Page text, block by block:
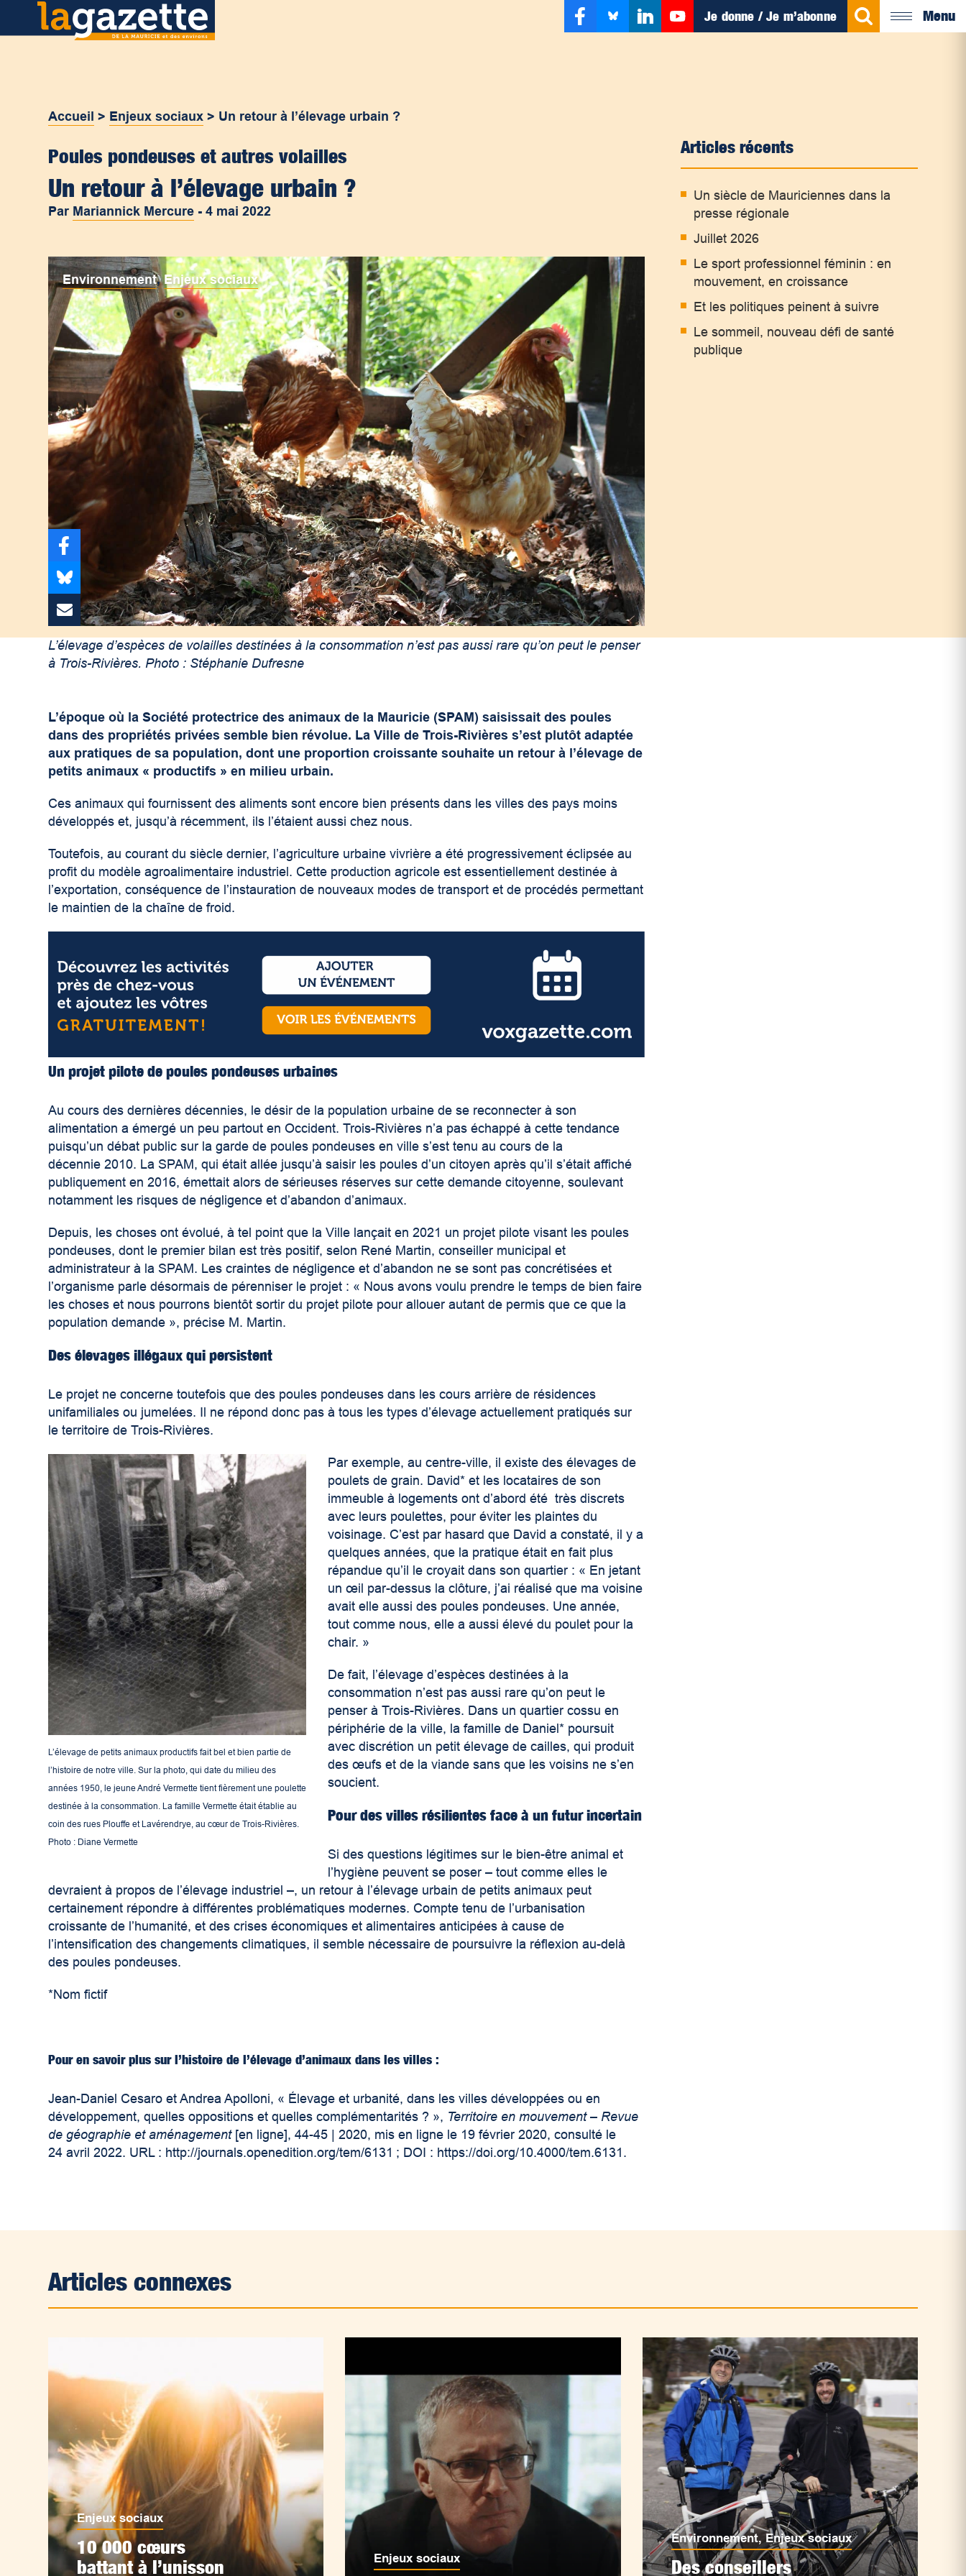
Je donne / Je m’abonne Menu
Accueil > Enjeux sociaux > Un retour à l’élevage urbain ?
Poules pondeuses et autres volailles
Un retour à l’élevage urbain ?
Par Mariannick Mercure -4 mai 2022
Environnement,Enjeux sociaux
L’élevage d’espèces de volailles destinées à la consommation n’est pas aussi rare qu’on peut le penser
à Trois-Rivières. Photo : Stéphanie Dufresne
L’époque où la Société protectrice des animaux de la Mauricie (SPAM) saisissait des poules
dans des propriétés privées semble bien révolue. La Ville de Trois-Rivières s’est plutôt adaptée
aux pratiques de sa population, dont une proportion croissante souhaite un retour à l’élevage de
petits animaux « productifs » en milieu urbain.
Ces animaux qui fournissent des aliments sont encore bien présents dans les villes des pays moins
développés et, jusqu’à récemment, ils l’étaient aussi chez nous.
Toutefois, au courant du siècle dernier, l’agriculture urbaine vivrière a été progressivement éclipsée au
profit du modèle agroalimentaire industriel. Cette production agricole est essentiellement destinée à
l’exportation, conséquence de l’instauration de nouveaux modes de transport et de procédés permettant
le maintien de la chaîne de froid.
Un projet pilote de poules pondeuses urbaines
Au cours des dernières décennies, le désir de la population urbaine de se reconnecter à son
alimentation a émergé un peu partout en Occident. Trois-Rivières n’a pas échappé à cette tendance
puisqu’un débat public sur la garde de poules pondeuses en ville s’est tenu au cours de la
décennie 2010. La SPAM, qui était allée jusqu’à saisir les poules d’un citoyen après qu’il s’était affiché
publiquement en 2016, émettait alors de sérieuses réserves sur cette demande citoyenne, soulevant
notamment les risques de négligence et d’abandon d’animaux.
Depuis, les choses ont évolué, à tel point que la Ville lançait en 2021 un projet pilote visant les poules
pondeuses, dont le premier bilan est très positif, selon René Martin, conseiller municipal et
administrateur à la SPAM. Les craintes de négligence et d’abandon ne se sont pas concrétisées et
l’organisme parle désormais de pérenniser le projet : « Nous avons voulu prendre le temps de bien faire
les choses et nous pourrons bientôt sortir du projet pilote pour allouer autant de permis que ce que la
population demande », précise M. Martin.
Des élevages illégaux qui persistent
Le projet ne concerne toutefois que des poules pondeuses dans les cours arrière de résidences
unifamiliales ou jumelées. Il ne répond donc pas à tous les types d’élevage actuellement pratiqués sur
le territoire de Trois-Rivières.
L’élevage de petits animaux productifs fait bel et bien partie de
l’histoire de notre ville. Sur la photo, qui date du milieu des
années 1950, le jeune André Vermette tient fièrement une poulette
destinée à la consommation. La famille Vermette était établie au
coin des rues Plouffe et Lavérendrye, au cœur de Trois-Rivières.
Photo : Diane Vermette
Par exemple, au centre-ville, il existe des élevages de
poulets de grain. David* et les locataires de son
immeuble à logements ont d’abord été très discrets
avec leurs poulettes, pour éviter les plaintes du
voisinage. C’est par hasard que David a constaté, il y a
quelques années, que la pratique était en fait plus
répandue qu’il le croyait dans son quartier : « En jetant
un œil par-dessus la clôture, j’ai réalisé que ma voisine
avait elle aussi des poules pondeuses. Une année,
tout comme nous, elle a aussi élevé du poulet pour la
chair. »
De fait, l’élevage d’espèces destinées à la
consommation n’est pas aussi rare qu’on peut le
penser à Trois-Rivières. Dans un quartier cossu en
périphérie de la ville, la famille de Daniel* poursuit
avec discrétion un petit élevage de cailles, qui produit
des œufs et de la viande sans que les voisins ne s’en
soucient.
Pour des villes résilientes face à un futur incertain
Si des questions légitimes sur le bien-être animal et
l’hygiène peuvent se poser – tout comme elles le
devraient à propos de l’élevage industriel –, un retour à l’élevage urbain de petits animaux peut
certainement répondre à différentes problématiques modernes. Compte tenu de l’urbanisation
croissante de l’humanité, et des crises économiques et alimentaires anticipées à cause de
l’intensification des changements climatiques, il semble nécessaire de poursuivre la réflexion au-delà
des poules pondeuses.
*Nom fictif
Pour en savoir plus sur l’histoire de l’élevage d’animaux dans les villes :
Jean-Daniel Cesaro et Andrea Apolloni, « Élevage et urbanité, dans les villes développées ou en
développement, quelles oppositions et quelles complémentarités ? », Territoire en mouvement– Revue
de géographie et aménagement[en ligne], 44-45 | 2020, mis en ligne le 19 février 2020, consulté le
24 avril 2022. URL : http://journals.openedition.org/tem/6131 ; DOI : https://doi.org/10.4000/tem.6131 .
Articles récents
Un siècle de Mauriciennes dans la
presse régionale
Juillet 2026
Le sport professionnel féminin : en
mouvement, en croissance
Et les politiques peinent à suivre
Le sommeil, nouveau défi de santé
publique
Articles connexes
Enjeux sociaux
10 000 cœurs
battant à l’unisson
Enjeux sociaux
Environnement,Enjeux sociaux
Des conseillers